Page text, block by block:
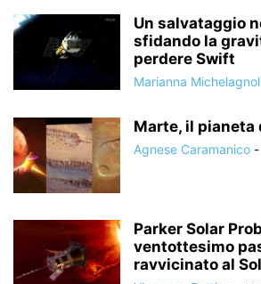
Un salvataggio
sfidando la
perdere Swift
Marianna
Marte, il pianeta
Agnese Caramanico -
Parker Solar
ventottesimo
ravvicinato al